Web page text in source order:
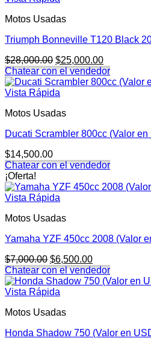
Motos Usadas
Triumph Bonneville T120 Black
$28,000.00 El
precio
original
era:
$25,000.00El
precio
actual
Chatear con el vendedor
Vista Rápida
Motos Usadas
Ducati Scrambler 800cc (Valor en
$14,500.00
Chatear con el vendedor
¡Oferta!
Vista Rápida
Motos Usadas
Yamaha YZF 450cc 2008 (Valor
$7,000.00 El
precio
original
era:
$6,500.00El
precio
actual
Chatear con el vendedor
Vista Rápida
Motos Usadas
Honda Shadow 750 (Valor en